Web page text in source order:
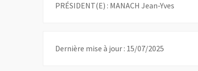
PRÉSIDENT(E) : MANACH Jean-Yves
Dernière mise à jour : 15/07/2025